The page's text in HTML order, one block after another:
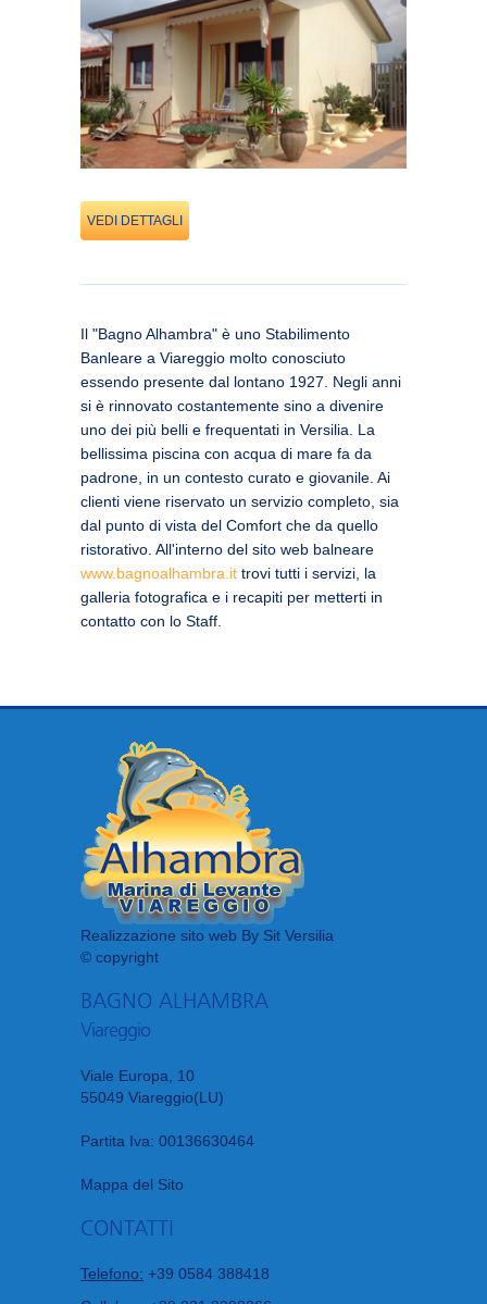
VEDI DETTAGLI
Il "Bagno Alhambra" è uno Stabilimento
Banleare a Viareggio molto conosciuto
essendo presente dal lontano 1927. Negli anni
si è rinnovato costantemente sino a divenire
uno dei più belli e frequentati in Versilia. La
bellissima piscina con acqua di mare fa da
padrone, in un contesto curato e giovanile. Ai
clienti viene riservato un servizio completo, sia
dal punto di vista del Comfort che da quello
ristorativo. All'interno del sito web balneare
www.bagnoalhambra.it trovi tutti i servizi, la
galleria fotografica e i recapiti per metterti in
contatto con lo Staff.
Realizzazione sito web By Sit Versilia
© copyright
BAGNO ALHAMBRA
Viareggio
Viale Europa, 10
55049 Viareggio(LU)
Partita Iva: 00136630464
Mappa del Sito
CONTATTI
Telefono: +39 0584 388418